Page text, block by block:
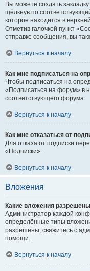
Вы можете создать
щёлкнув по
которое находится в
Отметив галочкой пункт
отправке сообщения, вы
Вернуться к началу
Как мне подписаться на
Чтобы подписаться на
«Подписаться на форум» в
соответствующего форума.
Вернуться к началу
Как мне отказаться от
Для отказа от подписки
«Подписки».
Вернуться к началу
Вложения
Какие вложения
Администратор каждой
определённые типы
разрешены, свяжитесь с
помощи.
Вернуться к началу